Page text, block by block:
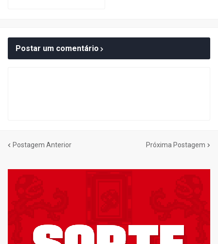
Postar um comentário
Postagem Anterior Próxima Postagem